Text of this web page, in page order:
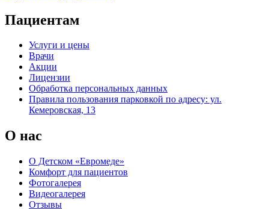
Пациентам
Услуги и цены
Врачи
Акции
Лицензии
Обработка персональных данных
Правила пользования парковкой по адресу: ул.
Кемеровская, 13
О нас
О Детском «Евромеде»
Комфорт для пациентов
Фотогалерея
Видеогалерея
Отзывы